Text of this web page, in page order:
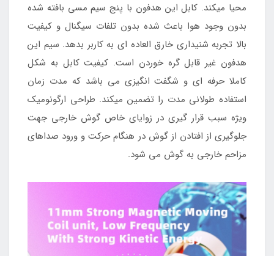
محیا میکند. کابل این هدفون با پنج سیم مسی بافته شده
بدون وجود هوا باعث شده بدون تلفات سیگنال و کیفیت
بالا تجربه شنیداری خارق العاده ای به کاربر بدهد. سیم این
هدفون غیر قابل گره خوردن است. کیفیت کابل به شکل
کاملا حرفه ای و شگفت انگیزی می باشد که مدت زمان
استفاده طولانی مدت را تضمین میکند. طراحی ارگونومیک
ویژه سبب قرار گیری در زوایای خاص گوش خارجی جهت
جلوگیری از افتادن از گوش در هنگام حرکت و ورود صداهای
مزاحم خارجی به گوش می شود.